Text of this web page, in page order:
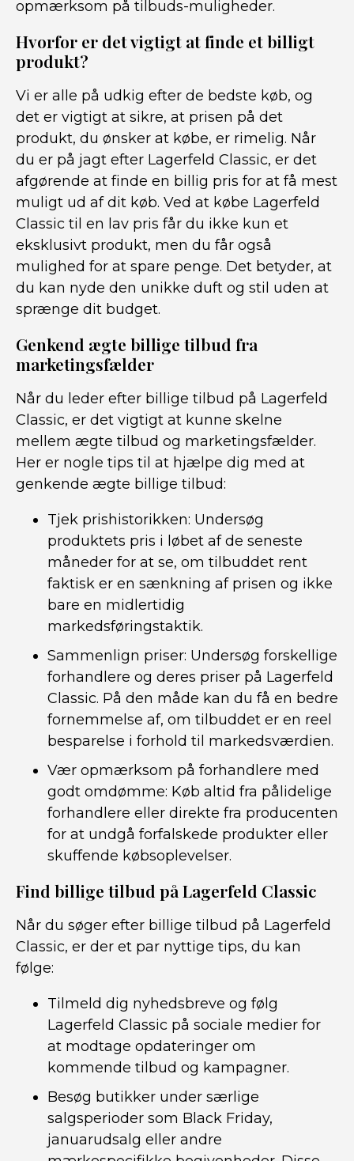
opmærksom på tilbuds-muligheder.
Hvorfor er det vigtigt at finde et billigt
produkt?
Vi er alle på udkig efter de bedste køb, og
det er vigtigt at sikre, at prisen på det
produkt, du ønsker at købe, er rimelig. Når
du er på jagt efter Lagerfeld Classic, er det
afgørende at finde en billig pris for at få mest
muligt ud af dit køb. Ved at købe Lagerfeld
Classic til en lav pris får du ikke kun et
eksklusivt produkt, men du får også
mulighed for at spare penge. Det betyder, at
du kan nyde den unikke duft og stil uden at
sprænge dit budget.
Genkend ægte billige tilbud fra
marketingsfælder
Når du leder efter billige tilbud på Lagerfeld
Classic, er det vigtigt at kunne skelne
mellem ægte tilbud og marketingsfælder.
Her er nogle tips til at hjælpe dig med at
genkende ægte billige tilbud:
Tjek prishistorikken: Undersøg
produktets pris i løbet af de seneste
måneder for at se, om tilbuddet rent
faktisk er en sænkning af prisen og ikke
bare en midlertidig
markedsføringstaktik.
Sammenlign priser: Undersøg forskellige
forhandlere og deres priser på Lagerfeld
Classic. På den måde kan du få en bedre
fornemmelse af, om tilbuddet er en reel
besparelse i forhold til markedsværdien.
Vær opmærksom på forhandlere med
godt omdømme: Køb altid fra pålidelige
forhandlere eller direkte fra producenten
for at undgå forfalskede produkter eller
skuffende købsoplevelser.
Find billige tilbud på Lagerfeld Classic
Når du søger efter billige tilbud på Lagerfeld
Classic, er der et par nyttige tips, du kan
følge:
Tilmeld dig nyhedsbreve og følg
Lagerfeld Classic på sociale medier for
at modtage opdateringer om
kommende tilbud og kampagner.
Besøg butikker under særlige
salgsperioder som Black Friday,
januarudsalg eller andre